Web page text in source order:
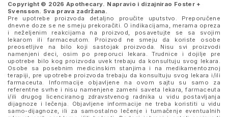
Copyright © 2026 Apothecary. Napravio i dizajnirao Foster +
Svensson. Sva prava zadržana.
Pre upotrebe proizvoda detaljno proučite uputstvo. Preporučene
dnevne doze se ne smeju prekoračiti. O indikacijama, merama opreza
i neželjenim reakcijama na proizvod, posavetujte se sa svojim
lekarom ili farmaceutom. Proizvod ne smeju da koriste osobe
preosetljive na bilo koji sastojak proizvoda. Nisu svi proizvodi
namenjeni deci, osim po preporuci lekara. Trudnice i dojilje pre
upotrebe bilo kog proizvoda uvek trebaju da konsultuju svog lekara.
Osobe sa posebnim medicinskim stanjima i na medikamentoznoj
terapiji, pre upotrebe proizvoda trebaju da konsultuju svog lekara i/ili
farmaceuta. Informacije objavljene na ovom sajtu su samo za
referentne svrhe i nisu namenjene zameni saveta lekara, farmaceuta
i/ili drugog licenciranog zdravstvenog radnika u vidu postavljanja
dijagnoze i lečenja. Objavljene informacije ne treba koristiti u vidu
samo-dijagnoze, ili za samostalno lečenje i tumačenje eventualnih